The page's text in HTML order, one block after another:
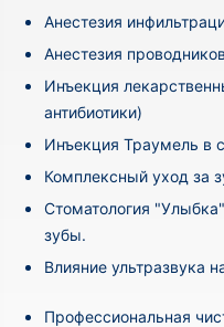
Анестезия
Анестезия
Инъекция
антибиотики)
Инъекция Траумель в
Комплексный уход за
Стоматология
зубы.
Влияние ультразвука
Профессиональная